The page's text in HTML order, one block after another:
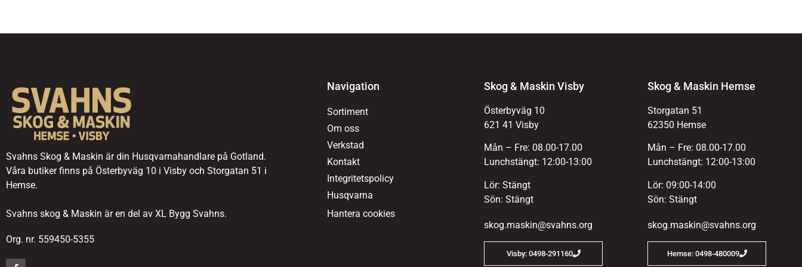
Svahns Skog & Maskin är din Husqvarnahandlare på Gotland.
Våra butiker finns på Österbyväg 10 i Visby och Storgatan 51 i
Hemse.
Svahns skog & Maskin är en del av XL Bygg Svahns.
Org. nr. 559450-5355
Navigation
Sortiment
Om oss
Verkstad
Kontakt
Integritetspolicy
Husqvarna
Hantera cookies
Skog & Maskin Visby
Österbyväg 10
621 41 Visby
Mån – Fre: 08.00-17.00
Lunchstängt: 12:00-13:00
Lör: Stängt
Sön: Stängt
skog.maskin@svahns.org
Visby: 0498-291160
Skog & Maskin Hemse
Storgatan 51
62350 Hemse
Mån – Fre: 08.00-17.00
Lunchstängt: 12:00-13:00
Lör: 09:00-14:00
Sön: Stängt
skog.maskin@svahns.org
Hemse: 0498-480009